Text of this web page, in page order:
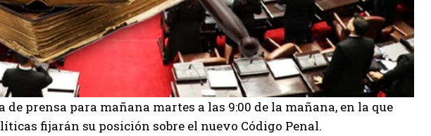
de prensa para mañana martes a las 9:00 de la mañana, en la que
fijarán su posición sobre el nuevo Código Penal.